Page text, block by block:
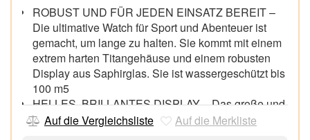
ROBUST UND FÜR JEDEN EINSATZ BEREIT –
Die ultimative Watch für Sport und Abenteuer ist
gemacht, um lange zu halten. Sie kommt mit einem
extrem harten Titangehäuse und einem robusten
Display aus Saphirglas. Sie ist wassergeschützt bis
100 m5
HELLES, BRILLANTES DISPLAY – Das große und
fortschrittliche Display gibt mehr Licht bei schrägen
Auf die Vergleichsliste Auf die Merkliste